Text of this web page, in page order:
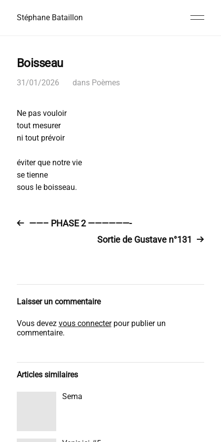
Stéphane Bataillon
Boisseau
31/01/2026 dans Poèmes
Ne pas vouloir
tout mesurer
ni tout prévoir
éviter que notre vie
se tienne
sous le boisseau.
——– PHASE 2 ——————-
Sortie de Gustave n°131
Laisser un commentaire
Vous devez vous connecterpour publier un
commentaire.
Articles similaires
Sema